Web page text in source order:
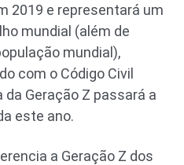
2019 e representará um
mundial (além de
mundial),
com o Código Civil
da Geração Z passará a
este ano.
a Geração Z dos